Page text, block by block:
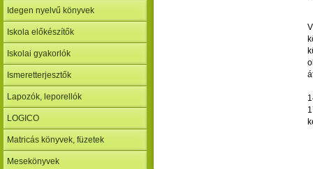
Idegen nyelvű könyvek
Iskola előkészítők
Iskolai gyakorlók
Ismeretterjesztők
Lapozók, leporellók
LOGICO
Matricás könyvek, füzetek
Mesekönyvek